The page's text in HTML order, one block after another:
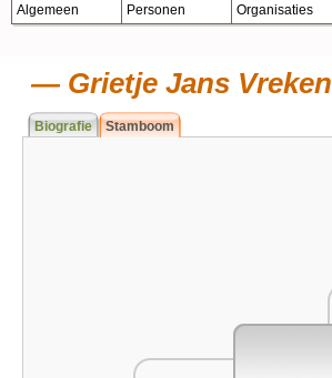
Algemeen Personen Organisaties
Grietje Jans Vreken
Biografie Stamboom